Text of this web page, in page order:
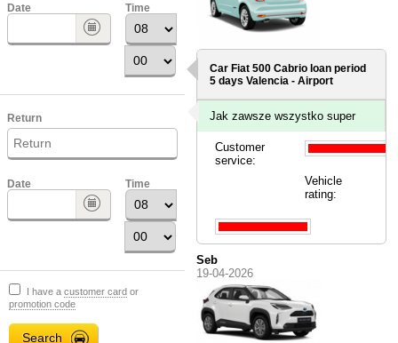
Date Time
Return
Date Time
I have a customer card or
promotion code
Car Fiat 500 Cabrio loan period
5 daysValencia - Airport
Jak zawsze wszystko super
Customer
service:
Vehicle
rating:
Seb
19-04-2026